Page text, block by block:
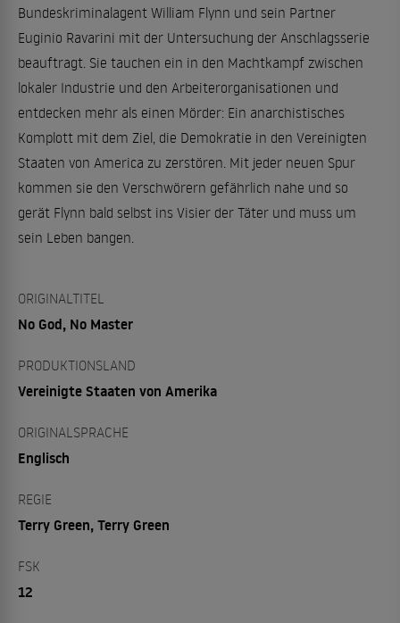
Bundeskriminalagent William Flynn und sein Partner
Euginio Ravarini mit der Untersuchung der Anschlagsserie
beauftragt. Sie tauchen ein in den Machtkampf zwischen
lokaler Industrie und den Arbeiterorganisationen und
entdecken mehr als einen Mörder: Ein anarchistisches
Komplott mit dem Ziel, die Demokratie in den Vereinigten
Staaten von America zu zerstören. Mit jeder neuen Spur
kommen sie den Verschwörern gefährlich nahe und so
gerät Flynn bald selbst ins Visier der Täter und muss um
sein Leben bangen.
ORIGINALTITEL
No God, No Master
PRODUKTIONSLAND
Vereinigte Staaten von Amerika
ORIGINALSPRACHE
Englisch
REGIE
Terry Green, Terry Green
FSK
12